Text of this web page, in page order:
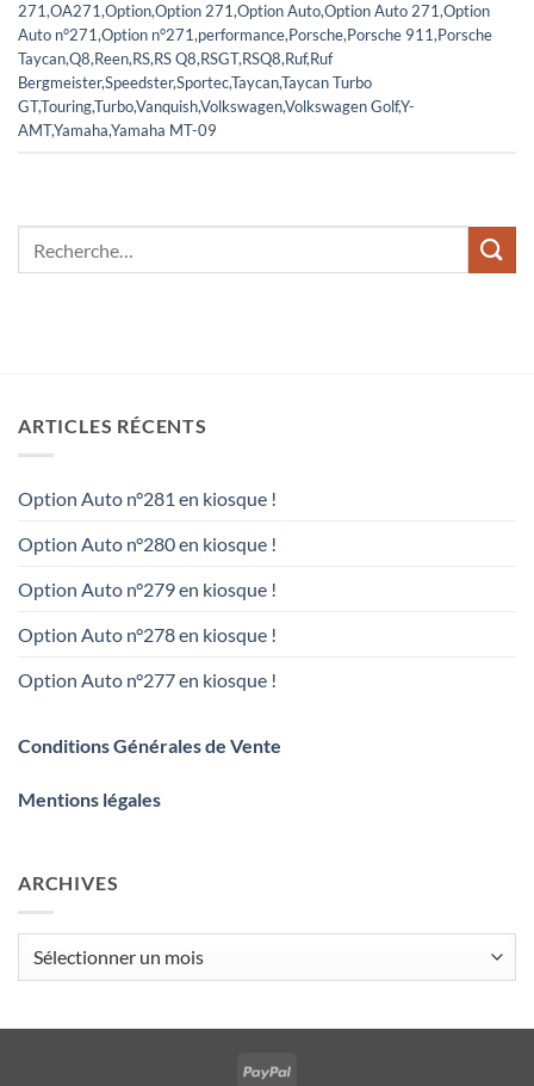
271,OA271,Option,Option 271,Option Auto,Option Auto 271,Option
Auto n°271,Option n°271,performance,Porsche,Porsche 911,Porsche
Taycan,Q8,Reen,RS,RS Q8,RSGT,RSQ8,Ruf,Ruf
Bergmeister,Speedster,Sportec,Taycan,Taycan Turbo
GT,Touring,Turbo,Vanquish,Volkswagen,Volkswagen Golf,Y-
AMT,Yamaha,Yamaha MT-09
ARTICLES RÉCENTS
Option Auto n°281 en kiosque !
Option Auto n°280 en kiosque !
Option Auto n°279 en kiosque !
Option Auto n°278 en kiosque !
Option Auto n°277 en kiosque !
Conditions Générales de Vente
Mentions légales
ARCHIVES
PayPal